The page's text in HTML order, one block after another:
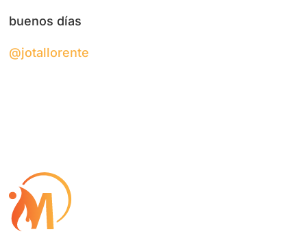
buenos días
@jotallorente